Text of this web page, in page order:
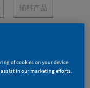
辅料产品
墙漆
of cookies on your device
in our marketing efforts.